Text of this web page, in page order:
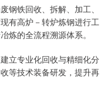
铁回收、拆解、加工、
有高炉－转炉炼钢进行工
炼的全流程溯源体系。
立专业化回收与精细化分
等技术装备研发，提升再